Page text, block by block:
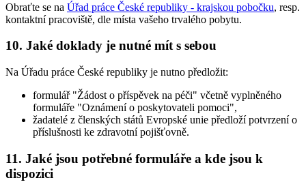
Obraťte se na Úřad práce České republiky - krajskou pobočku, resp.
kontaktní pracoviště, dle místa vašeho trvalého pobytu.
10. Jaké doklady je nutné mít s sebou
Na Úřadu práce České republiky je nutno předložit:
formulář "Žádost o příspěvek na péči" včetně vyplněného
formuláře "Oznámení o poskytovateli pomoci",
žadatelé z členských států Evropské unie předloží potvrzení o
příslušnosti ke zdravotní pojišťovně.
11. Jaké jsou potřebné formuláře a kde jsou k
dispozici